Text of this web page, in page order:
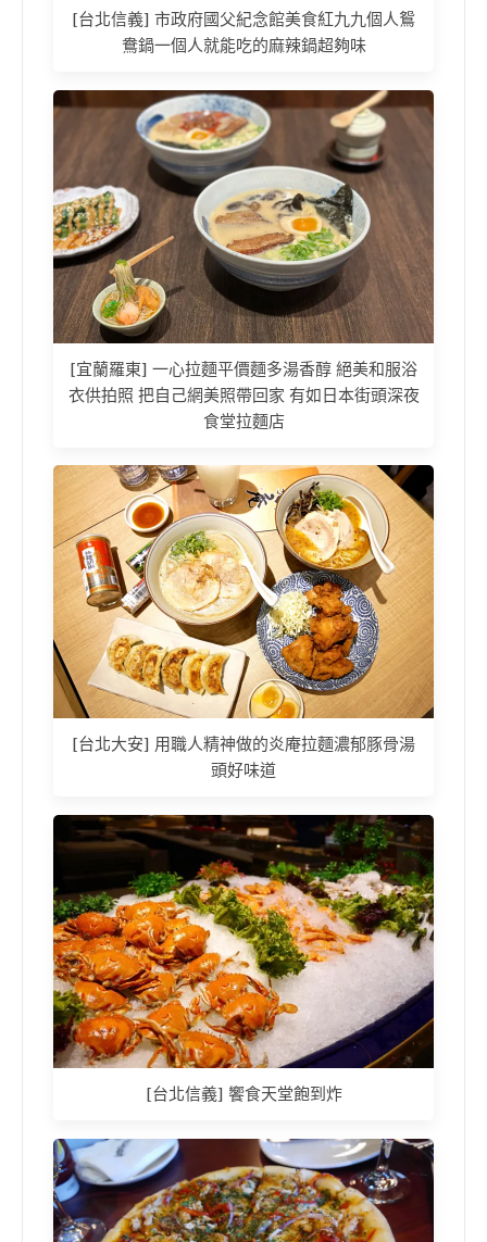
[台北信義] 市政府國父紀念館美食紅九九個人鴛
鴦鍋一個人就能吃的麻辣鍋超夠味
[宜蘭羅東] 一心拉麵平價麵多湯香醇 絕美和服浴
衣供拍照 把自己網美照帶回家 有如日本街頭深夜
食堂拉麵店
[台北大安] 用職人精神做的炎庵拉麵濃郁豚骨湯
頭好味道
[台北信義] 饗食天堂飽到炸